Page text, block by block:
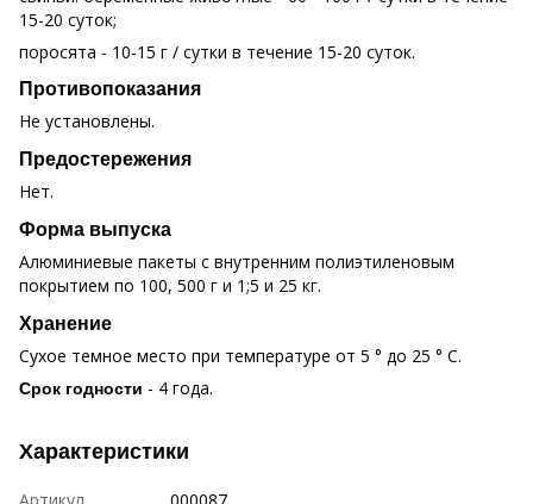
15-20 суток;
поросята - 10-15 г / сутки в течение 15-20 суток.
Противопоказания
Не установлены.
Предостережения
Нет.
Форма выпуска
Алюминиевые пакеты с внутренним полиэтиленовым
покрытием по 100, 500 г и 1;5 и 25 кг.
Хранение
Сухое темное место при температуре от 5 ° до 25 ° С.
Срок годности - 4 года.
Характеристики